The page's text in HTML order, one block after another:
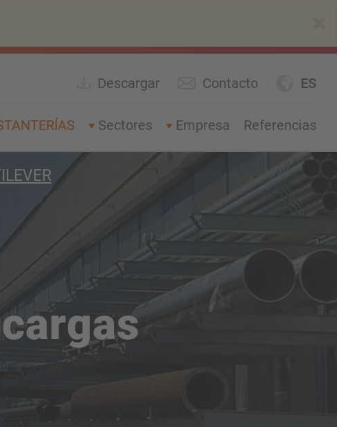
ES
Descargar Contacto
Sectores Empresa Referencias